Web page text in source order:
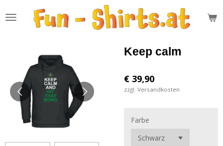
Hauptinhalt
Keep calm
€ 39,90
zzgl. Versandkosten
Farbe